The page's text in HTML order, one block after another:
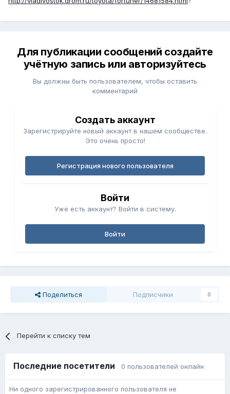
Для публикации сообщений создайте
учётную запись или авторизуйтесь
Вы должны быть пользователем, чтобы оставить
комментарий
Создать аккаунт
Зарегистрируйте новый аккаунт в нашем сообществе.
Это очень просто!
Регистрация нового пользователя
Войти
Уже есть аккаунт? Войти в систему.
Войти
Поделиться Подписчики 0
Перейти к списку тем
Последние посетители 0 пользователей онлайн
Ни одного зарегистрированного пользователя не